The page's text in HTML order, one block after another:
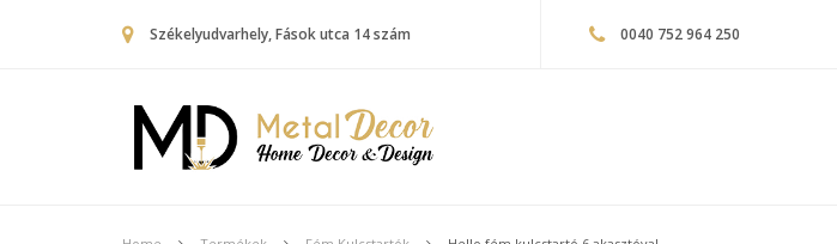
Székelyudvarhely, Fások utca 14 szám 0040 752 964 250